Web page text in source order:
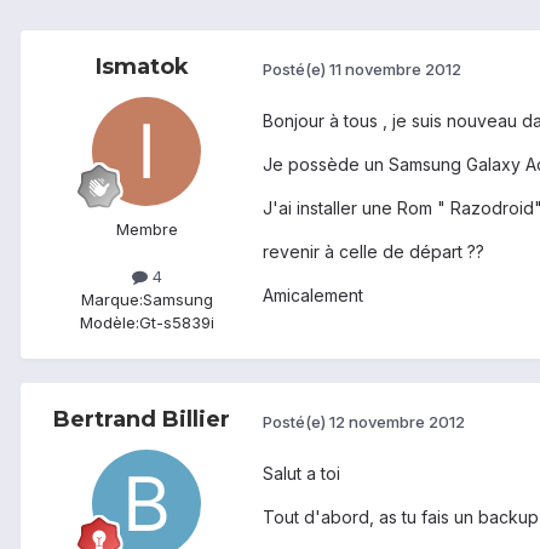
Ismatok
Membre
4
Marque:Samsung
Modèle:Gt-s5839i
Posté(e) 11 novembre 2012
Bonjour à tous , je suis nouveau
Je possède un Samsung Galaxy
J'ai installer une Rom "
revenir à celle de départ ??
Amicalement
Bertrand Billier Posté(e) 12 novembre 2012
Salut a toi
Tout d'abord, as tu fais un